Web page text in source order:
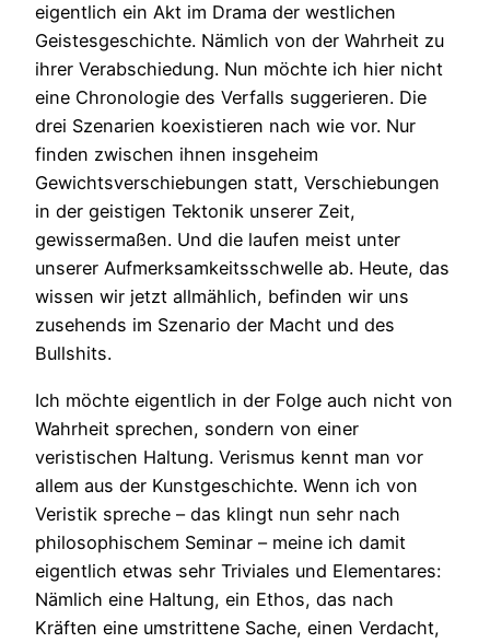
eigentlich ein Akt im Drama der westlichen
Geistesgeschichte. Nämlich von der Wahrheit zu
ihrer Verabschiedung. Nun möchte ich hier nicht
eine Chronologie des Verfalls suggerieren. Die
drei Szenarien koexistieren nach wie vor. Nur
finden zwischen ihnen insgeheim
Gewichtsverschiebungen statt, Verschiebungen
in der geistigen Tektonik unserer Zeit,
gewissermaßen. Und die laufen meist unter
unserer Aufmerksamkeitsschwelle ab. Heute, das
wissen wir jetzt allmählich, befinden wir uns
zusehends im Szenario der Macht und des
Bullshits.
Ich möchte eigentlich in der Folge auch nicht von
Wahrheit sprechen, sondern von einer
veristischen Haltung. Verismus kennt man vor
allem aus der Kunstgeschichte. Wenn ich von
Veristik spreche – das klingt nun sehr nach
philosophischem Seminar – meine ich damit
eigentlich etwas sehr Triviales und Elementares:
Nämlich eine Haltung, ein Ethos, das nach
Kräften eine umstrittene Sache, einen Verdacht,